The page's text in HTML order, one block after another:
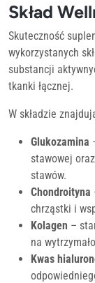
Skład
Skuteczność
wykorzystanych
substancji
tkanki łącznej.
W składzie
Glukozamina
stawowej
stawów.
Chondroityna
chrząstki i
Kolagen –
na
Kwas